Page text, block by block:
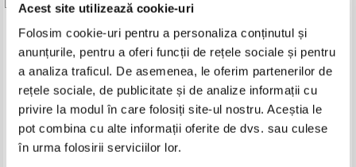
Acest site utilizează cookie-uri
Folosim cookie-uri pentru a personaliza conținutul și
anunțurile, pentru a oferi funcții de rețele sociale și pentru
a analiza traficul. De asemenea, le oferim partenerilor de
rețele sociale, de publicitate și de analize informații cu
privire la modul în care folosiți site-ul nostru. Aceștia le
pot combina cu alte informații oferite de dvs. sau culese
în urma folosirii serviciilor lor.
John Le Carre - Un pur espion
Produse din aceeasi categorie
-35% -20%